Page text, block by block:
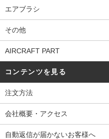
エアブラシ
その他
AIRCRAFT PART
コンテンツを見る
注文方法
会社概要・アクセス
自動返信が届かないお客様へ